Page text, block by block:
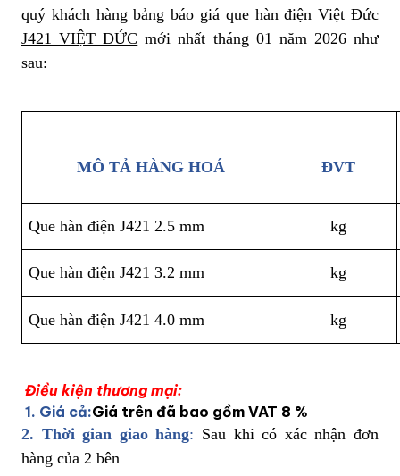
quý khách hàngbảng báo giá que hàn điện Việt Đức
J421 VIỆT ĐỨC mới nhất tháng 01 năm 2026 như
sau:
MÔ TẢ HÀNG HOÁ ĐVT
Que hàn điện J421 2.5 mm kg
Que hàn điện J421 3.2 mm kg
Que hàn điện J421 4.0 mm kg
Điều kiện thương mại:
1. Giá cả:Giá trên đã bao gồm VAT 8 %
2. Thời gian giao hàng: Sau khi có xác nhận đơn
hàng của 2 bên